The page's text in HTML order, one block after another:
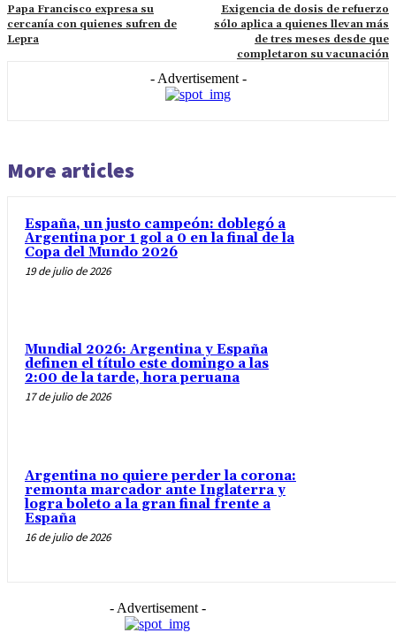
Papa Francisco expresa su
cercanía con quienes sufren de
Lepra
Exigencia de dosis de refuerzo
sólo aplica a quienes llevan más
de tres meses desde que
completaron su vacunación
- Advertisement -
More articles
España, un justo campeón: doblegó a
Argentina por 1 gol a 0 en la final de la
Copa del Mundo 2026
19 de julio de 2026
Mundial 2026: Argentina y España
definen el título este domingo a las
2:00 de la tarde, hora peruana
17 de julio de 2026
Argentina no quiere perder la corona:
remonta marcador ante Inglaterra y
logra boleto a la gran final frente a
España
16 de julio de 2026
- Advertisement -